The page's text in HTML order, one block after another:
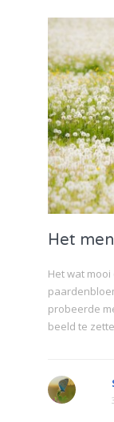
Het
Het wat
probeerde
beeld te